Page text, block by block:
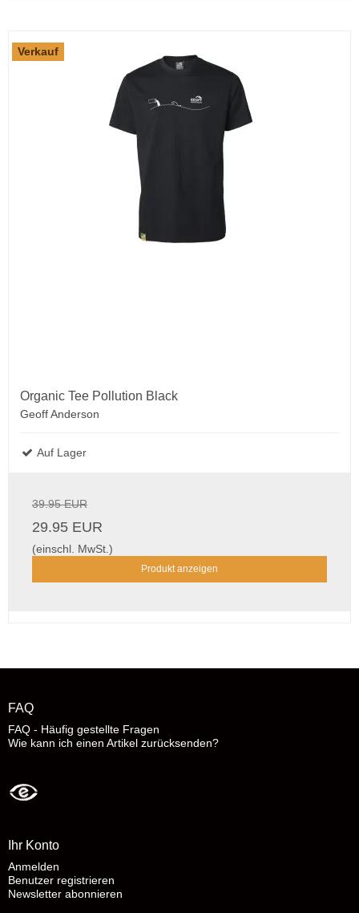
Verkauf
Organic Tee Pollution Black
Geoff Anderson
Auf Lager
39.95 EUR
29.95 EUR
(einschl. MwSt.)
Produkt anzeigen
FAQ
FAQ - Häufig gestellte Fragen
Wie kann ich einen Artikel zurücksenden?
Ihr Konto
Anmelden
Benutzer registrieren
Newsletter abonnieren